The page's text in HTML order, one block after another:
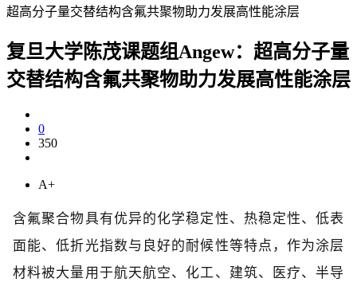
超高分子量交替结构含氟共聚物助力发展高性能涂层
复旦大学陈茂课题组Angew：超高分子量
交替结构含氟共聚物助力发展高性能涂层
0
350
A+
含氟聚合物具有优异的化学稳定性、热稳定性、低表
面能、低折光指数与良好的耐候性等特点，作为涂层
材料被大量用于航天航空、化工、建筑、医疗、半导